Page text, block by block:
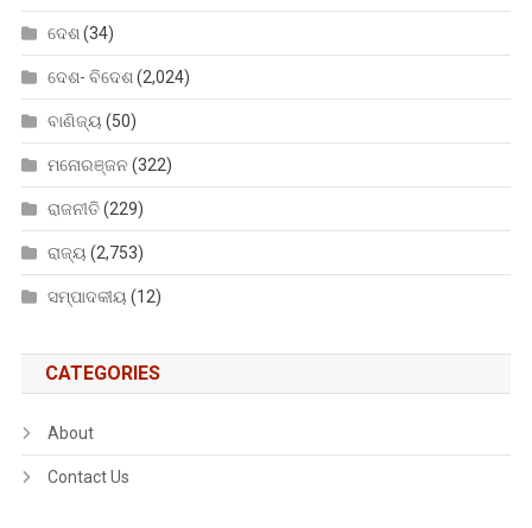
ଦେଶ (34)
ଦେଶ- ବିଦେଶ (2,024)
ବାଣିଜ୍ୟ (50)
ମନୋରଞ୍ଜନ (322)
ରାଜନୀତି(229)
ରାଜ୍ୟ (2,753)
ସମ୍ପାଦକୀୟ (12)
CATEGORIES
About
Contact Us